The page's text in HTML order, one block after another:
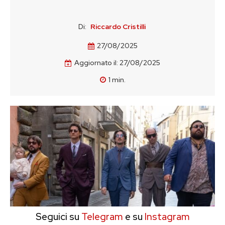
Di: Riccardo Cristilli
27/08/2025
Aggiornato il: 27/08/2025
1 min.
Seguici su Telegram e su Instagram